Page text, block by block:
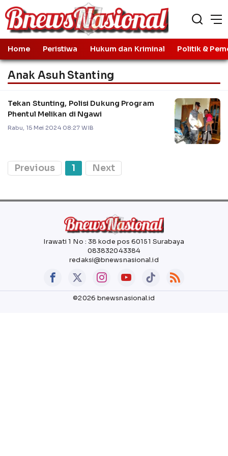
Home Peristiwa Hukum dan Kriminal Politik &
Anak Asuh Stanting
Tekan Stunting, Polisi Dukung Program
Phentul Melikan di Ngawi
Rabu, 15 Mei 2024 08:27 WIB
Previous 1 Next
Irawati 1 No : 38 kode pos 60151 Surabaya
083832043384
redaksi@bnewsnasional.id
©2026 bnewsnasional.id